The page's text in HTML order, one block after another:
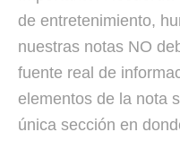
de entretenimiento,
nuestras notas NO
fuente real de
elementos de la nota
única sección en